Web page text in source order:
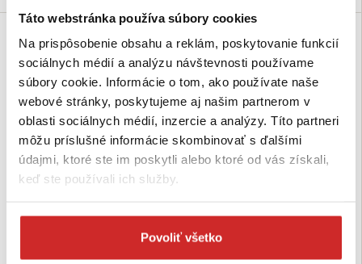
Táto webstránka používa súbory cookies
Na prispôsobenie obsahu a reklám, poskytovanie funkcií
sociálnych médií a analýzu návštevnosti používame
súbory cookie. Informácie o tom, ako používate naše
webové stránky, poskytujeme aj našim partnerom v
oblasti sociálnych médií, inzercie a analýzy. Títo partneri
môžu príslušné informácie skombinovať s ďalšími
údajmi, ktoré ste im poskytli alebo ktoré od vás získali,
keď ste používali ich služby.
Povoliť všetko
SVX
poistkou - fialová
Rozmer (axb mm): 8x80 mm
SVX
poistkou - modrá
1,35 €
Rozmer (axb mm): 8x80 mm